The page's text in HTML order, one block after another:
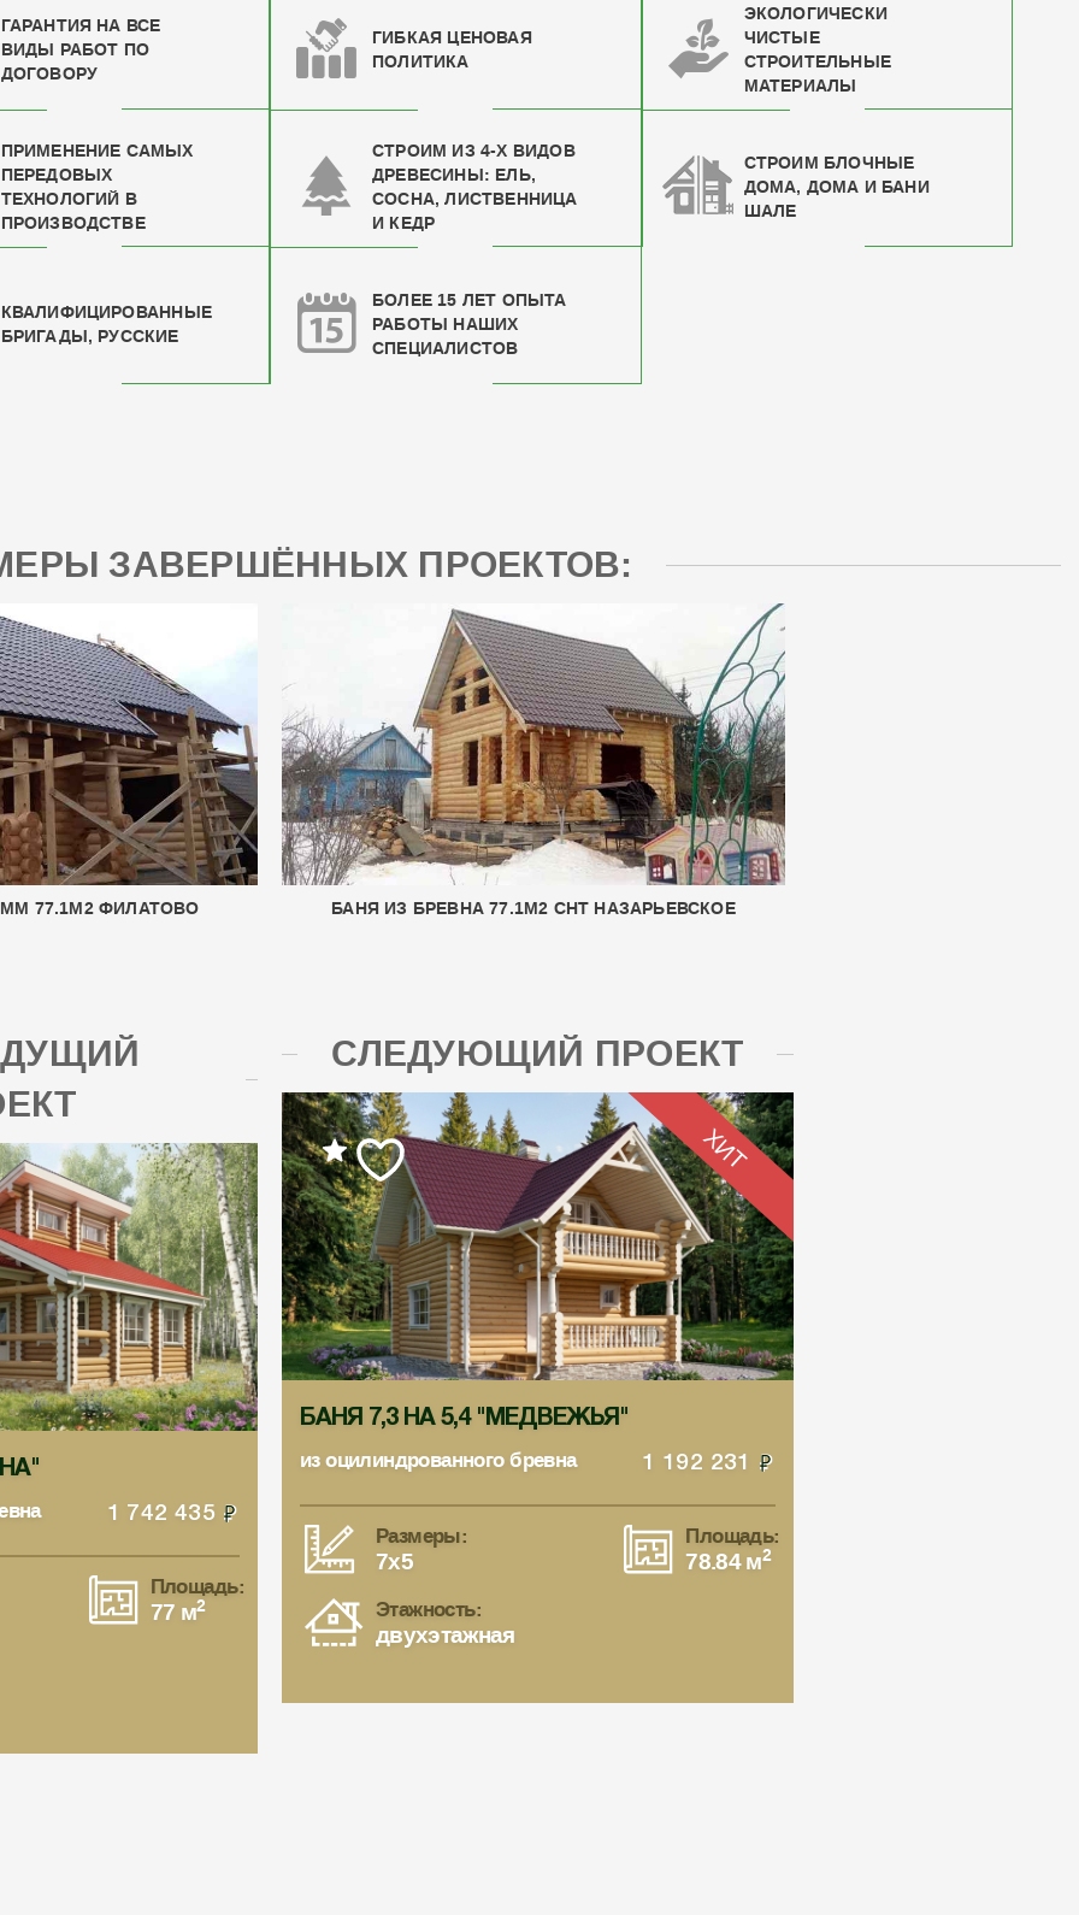
ГАРАНТИЯ НА ВСЕ
ВИДЫ РАБОТ ПО
ДОГОВОРУ
ГИБКАЯ ЦЕНОВАЯ
ПОЛИТИКА
ЭКОЛОГИЧЕСКИ
ЧИСТЫЕ
СТРОИТЕЛЬНЫЕ
МАТЕРИАЛЫ
ПРИМЕНЕНИЕ САМЫХ
ПЕРЕДОВЫХ
ТЕХНОЛОГИЙ В
ПРОИЗВОДСТВЕ
СТРОИМ ИЗ 4-Х ВИДОВ
ДРЕВЕСИНЫ: ЕЛЬ,
СОСНА, ЛИСТВЕННИЦА
И КЕДР
СТРОИМ БЛОЧНЫЕ
ДОМА, ДОМА И БАНИ
ШАЛЕ
КВАЛИФИЦИРОВАННЫЕ
БРИГАДЫ, РУССКИЕ
БОЛЕЕ 15 ЛЕТ ОПЫТА
РАБОТЫ НАШИХ
СПЕЦИАЛИСТОВ
ЗАВЕРШЁННЫХ ПРОЕКТОВ:
77.1М2 ФИЛАТОВО БАНЯ ИЗ БРЕВНА 77.1М2 СНТ НАЗАРЬЕВСКОЕ
1 742 435
Площадь:
77 м2
СЛЕДУЮЩИЙ ПРОЕКТ
ХИТ
БАНЯ 7,3 НА 5,4 "МЕДВЕЖЬЯ"
из оцилиндрованного бревна 1 192 231
Размеры:
7x5
Площадь:
78.84 м2
Этажность:
двухэтажная